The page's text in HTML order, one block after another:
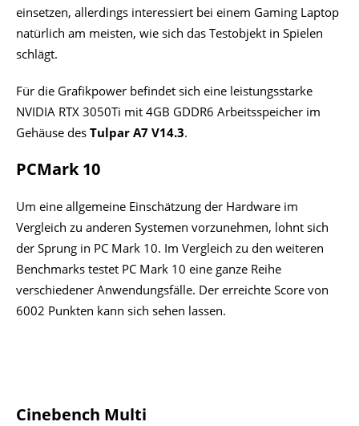
einsetzen, allerdings interessiert bei einem Gaming Laptop
natürlich am meisten, wie sich das Testobjekt in Spielen
schlägt.
Für die Grafikpower befindet sich eine leistungsstarke
NVIDIA RTX 3050Ti mit 4GB GDDR6 Arbeitsspeicher im
Gehäuse des Tulpar A7 V14.3.
PCMark 10
Um eine allgemeine Einschätzung der Hardware im
Vergleich zu anderen Systemen vorzunehmen, lohnt sich
der Sprung in PC Mark 10. Im Vergleich zu den weiteren
Benchmarks testet PC Mark 10 eine ganze Reihe
verschiedener Anwendungsfälle. Der erreichte Score von
6002 Punkten kann sich sehen lassen.
Cinebench Multi